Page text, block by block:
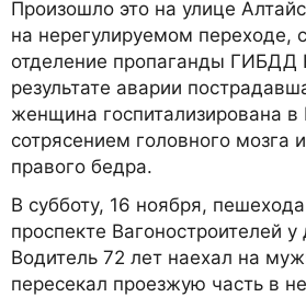
Произошло это на улице
на нерегулируемом переходе,
отделение пропаганды ГИБДД
результате аварии
женщина госпитализирована
сотрясением головного мозга
правого бедра.
В субботу, 16 ноября,
проспекте Вагоностроителей
Водитель 72 лет наехал на
пересекал проезжую часть в